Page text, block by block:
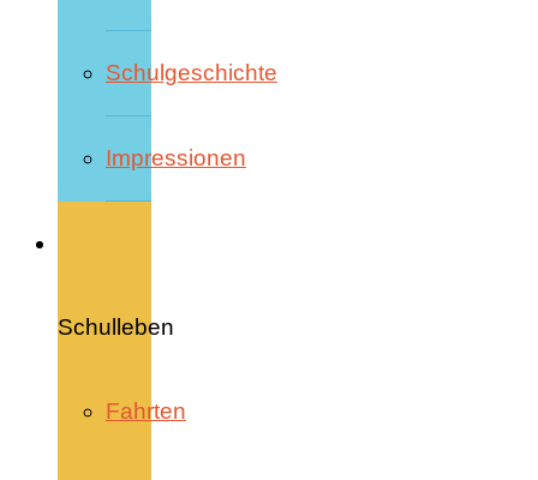
Schulgeschichte
Impressionen
Schulleben
Fahrten